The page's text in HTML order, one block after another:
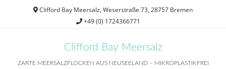
Clifford Bay Meersalz, Weserstraße 73, 28757 Bremen
+49 (0) 1724366771
Clifford Bay Meersalz
ZARTE MEERSALZFLOCKEN AUS NEUSEELAND – MIKROPLASTIKFREI